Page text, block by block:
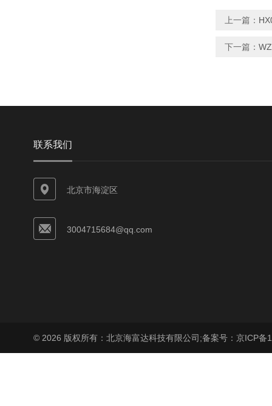
上一篇：
下一篇：
联系我们
北京市海淀区
3004715684@qq.com
© 2026 版权所有：北京海富达科技有限公司;备案号：京ICP备